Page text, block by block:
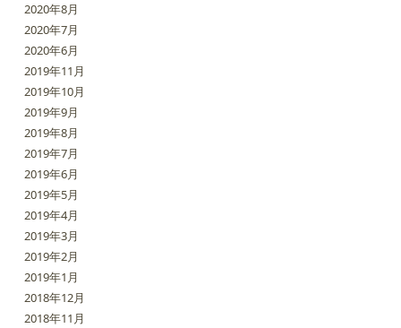
2020年8月
2020年7月
2020年6月
2019年11月
2019年10月
2019年9月
2019年8月
2019年7月
2019年6月
2019年5月
2019年4月
2019年3月
2019年2月
2019年1月
2018年12月
2018年11月